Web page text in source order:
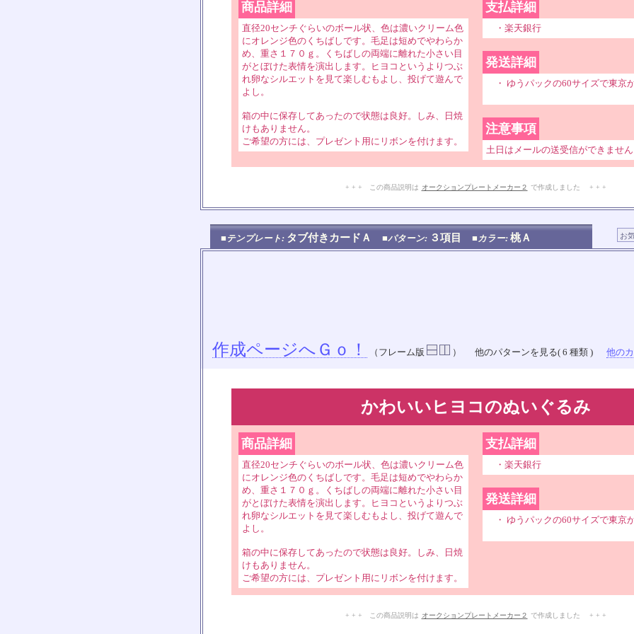
商品詳細
直径20センチぐらいのボール状、色は濃いクリーム色
にオレンジ色のくちばしです。毛足は短めでやわらか
め、重さ１７０ｇ。くちばしの両端に離れた小さい目
がとぼけた表情を演出します。ヒヨコというよりつぶ
れ卵なシルエットを見て楽しむもよし、投げて遊んで
よし。
箱の中に保存してあったので状態は良好。しみ、日焼
けもありません。
ご希望の方には、プレゼント用にリボンを付けます。
支払詳細
・楽天銀行
発送詳細
・ ゆうパックの60サイズで東京
注意事項
土日はメールの送受信ができません
+ + + この商品説明は オークションプレートメーカー２ で作成しました + + +
■テンプレート: タブ付きカードＡ ■パターン: ３項目 ■カラー: 桃Ａ
作成ページへＧｏ！ （フレーム版 ） 他のパターンを見る( 6 種類 ) 他の
かわいいヒヨコのぬいぐるみ
商品詳細
直径20センチぐらいのボール状、色は濃いクリーム色
にオレンジ色のくちばしです。毛足は短めでやわらか
め、重さ１７０ｇ。くちばしの両端に離れた小さい目
がとぼけた表情を演出します。ヒヨコというよりつぶ
れ卵なシルエットを見て楽しむもよし、投げて遊んで
よし。
箱の中に保存してあったので状態は良好。しみ、日焼
けもありません。
ご希望の方には、プレゼント用にリボンを付けます。
支払詳細
・楽天銀行
発送詳細
・ ゆうパックの60サイズで東京
+ + + この商品説明は オークションプレートメーカー２ で作成しました + + +